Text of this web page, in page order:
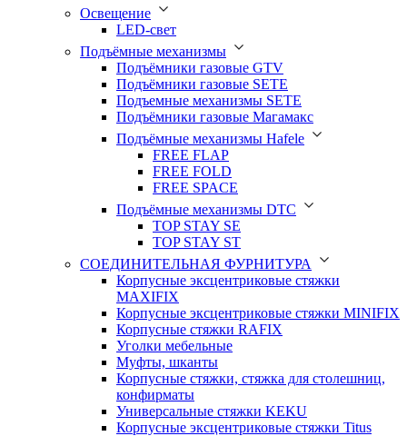
Освещение
LED-свет
Подъёмные механизмы
Подъёмники газовые GTV
Подъёмники газовые SETE
Подъемные механизмы SETE
Подъёмники газовые Магамакс
Подъёмные механизмы Hafele
FREE FLAP
FREE FOLD
FREE SPACE
Подъёмные механизмы DTC
TOP STAY SE
TOP STAY ST
СОЕДИНИТЕЛЬНАЯ ФУРНИТУРА
Корпусные эксцентриковые стяжки
MAXIFIX
Корпусные эксцентриковые стяжки MINIFIX
Корпусные стяжки RAFIX
Уголки мебельные
Муфты, шканты
Корпусные стяжки, стяжка для столешниц,
конфирматы
Универсальные стяжки KEKU
Корпусные эксцентриковые стяжки Titus